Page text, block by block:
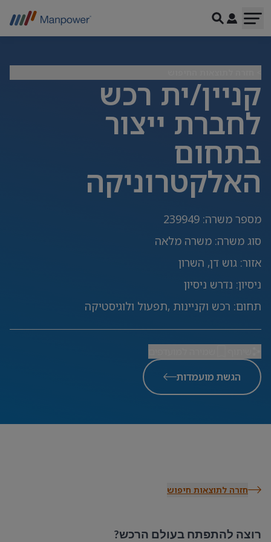
קניין/ית רכש
לחברת ייצור
בתחום
האלקטרוניקה
מספר משרה:
239949
סוג משרה: משרה מלאה
אזור: גוש דן, השרון
ניסיון: נדרש ניסיון
תחום: רכש וקניינות ,תפעול ולוגיסטיקה
הגשת מועמדות
חזרה לתוצאות חיפוש
רוצה להתפתח בעולם הרכש?